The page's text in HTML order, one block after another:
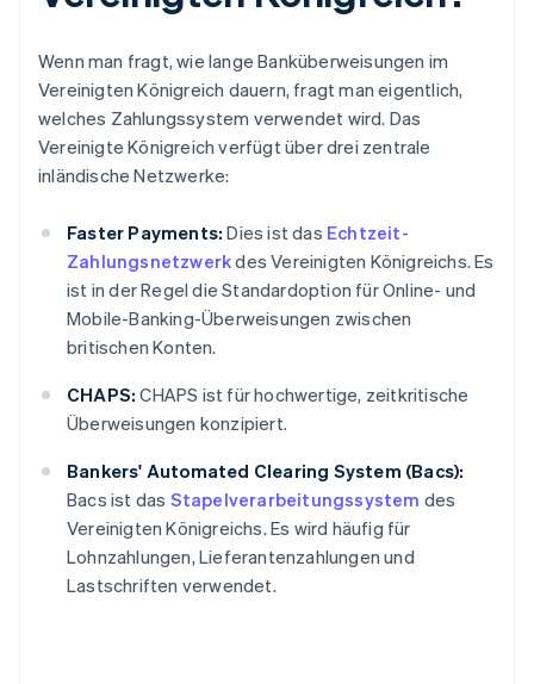
Wenn man fragt, wie lange Banküberweisungen im
Vereinigten Königreich dauern, fragt man eigentlich,
welches Zahlungssystem verwendet wird. Das
Vereinigte Königreich verfügt über drei zentrale
inländische Netzwerke:
Faster Payments: Dies ist das Echtzeit-
Zahlungsnetzwerkdes Vereinigten Königreichs. Es
ist in der Regel die Standardoption für Online- und
Mobile-Banking-Überweisungen zwischen
britischen Konten.
CHAPS: CHAPS ist für hochwertige, zeitkritische
Überweisungen konzipiert.
Bankers' Automated Clearing System (Bacs):
Bacs ist das Stapelverarbeitungssystem des
Vereinigten Königreichs. Es wird häufig für
Lohnzahlungen, Lieferantenzahlungen und
Lastschriften verwendet.